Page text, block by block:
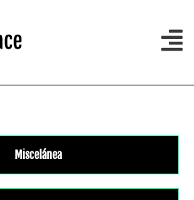
Miscelánea